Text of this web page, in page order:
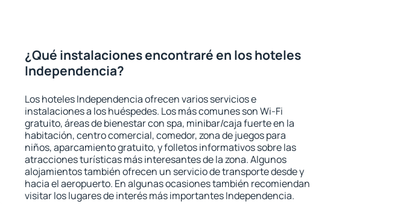
¿Qué instalaciones encontraré en los hoteles
Independencia?
Los hoteles Independencia ofrecen varios servicios e
instalaciones a los huéspedes. Los más comunes son Wi-Fi
gratuito, áreas de bienestar con spa, minibar/caja fuerte en la
habitación, centro comercial, comedor, zona de juegos para
niños, aparcamiento gratuito, y folletos informativos sobre las
atracciones turísticas más interesantes de la zona. Algunos
alojamientos también ofrecen un servicio de transporte desde y
hacia el aeropuerto. En algunas ocasiones también recomiendan
visitar los lugares de interés más importantes Independencia.